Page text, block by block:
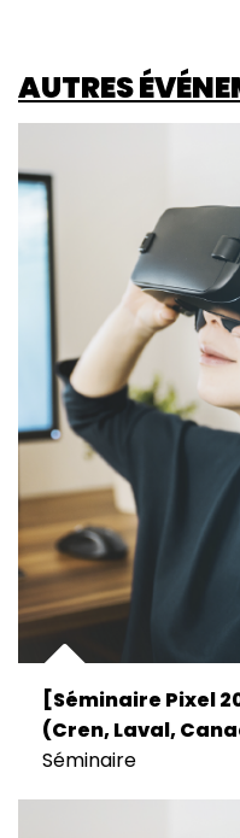
AUTRES
[Séminaire Pixel
(Cren, Laval,
Séminaire